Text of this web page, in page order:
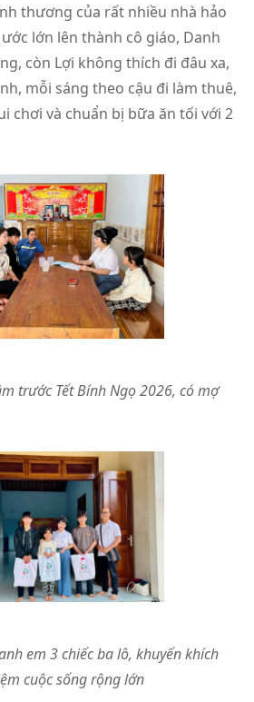
thương của rất nhiều nhà hảo
lớn lên thành cô giáo, Danh
còn Lợi không thích đi đâu xa,
mỗi sáng theo cậu đi làm thuê,
chơi và chuẩn bị bữa ăn tối với 2
trước Tết Bính Ngọ 2026, có mợ
em 3 chiếc ba lô, khuyến khích
cuộc sống rộng lớn